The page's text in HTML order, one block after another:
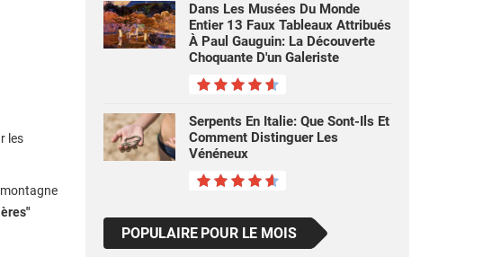
les
Dans Les Musées Du Monde
Entier 13 Faux Tableaux Attribués
À Paul Gauguin: La Découverte
Choquante D'un Galeriste
Serpents En Italie: Que Sont-Ils Et
Comment Distinguer Les
Vénéneux
POPULAIRE POUR LE MOIS